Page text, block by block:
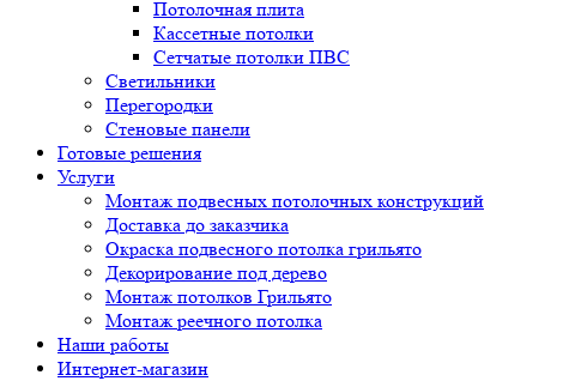
Потолочная плита
Кассетные потолки
Сетчатые потолки ПВС
Светильники
Перегородки
Стеновые панели
Готовые решения
Услуги
Монтаж подвесных потолочных конструкций
Доставка до заказчика
Окраска подвесного потолка грильято
Декорирование под дерево
Монтаж потолков Грильято
Монтаж реечного потолка
Наши работы
Интернет-магазин